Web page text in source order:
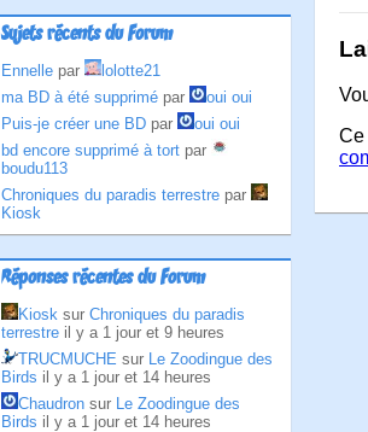
Sujets récents du Forum
Ennelle par
lolotte21
ma BD à été supprimé par
oui oui
Puis-je créer une BD par
oui oui
bd encore supprimé à tort par
boudu113
Chroniques du paradis terrestre par
Kiosk
Réponses récentes du Forum
Kiosk sur Chroniques du paradis
terrestre il y a 1 jour et 9 heures
TRUCMUCHE sur Le Zoodingue des
Birds il y a 1 jour et 14 heures
Chaudron sur Le Zoodingue des
Birds il y a 1 jour et 14 heures
Ce